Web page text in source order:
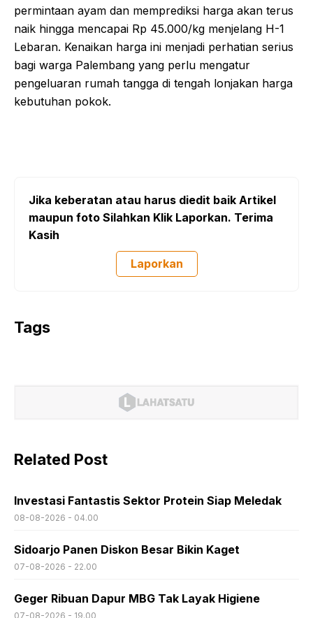
permintaan ayam dan memprediksi harga akan terus
naik hingga mencapai Rp 45.000/kg menjelang H-1
Lebaran. Kenaikan harga ini menjadi perhatian serius
bagi warga Palembang yang perlu mengatur
pengeluaran rumah tangga di tengah lonjakan harga
kebutuhan pokok.
Jika keberatan atau harus diedit baik Artikel
maupun foto Silahkan Klik Laporkan. Terima
Kasih
Laporkan
Tags
Related Post
Investasi Fantastis Sektor Protein Siap Meledak
08-08-2026 - 04.00
Sidoarjo Panen Diskon Besar Bikin Kaget
07-08-2026 - 22.00
Geger Ribuan Dapur MBG Tak Layak Higiene
07-08-2026 - 19.00